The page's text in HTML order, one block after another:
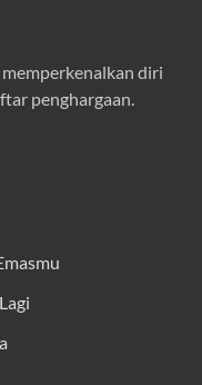
diri
penghargaan.